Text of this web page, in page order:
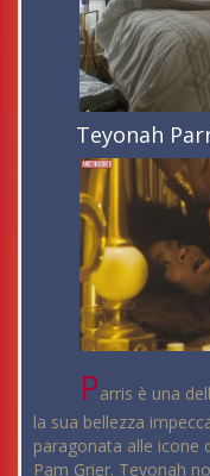
Teyonah
Parris è una
la sua bellezza
paragonata alle icone
Pam Grier. Teyonah